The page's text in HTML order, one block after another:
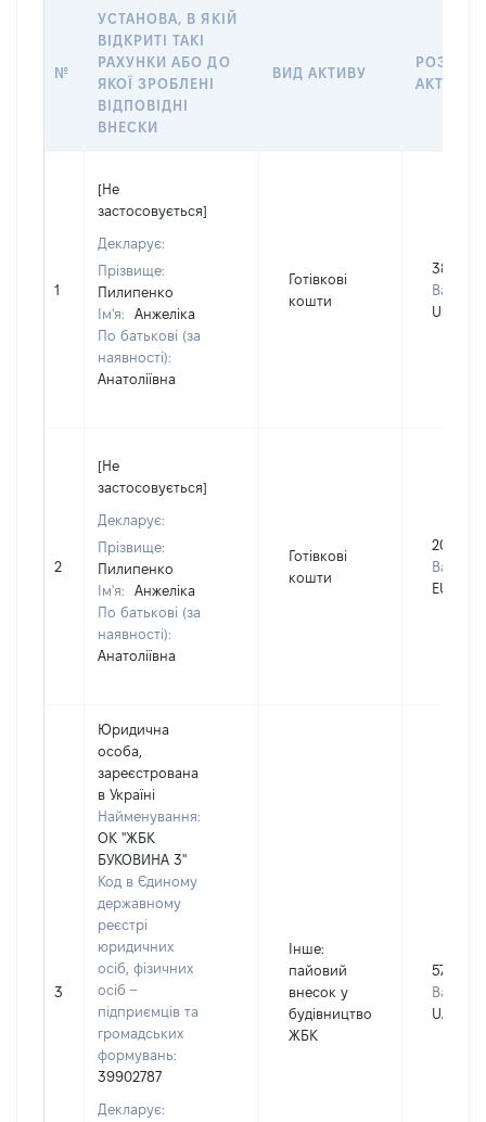
№
УСТАНОВА, В ЯКІЙ
ВІДКРИТІ ТАКІ
РАХУНКИ АБО ДО
ЯКОЇ ЗРОБЛЕНІ
ВІДПОВІДНІ
ВНЕСКИ
ВИД АКТИВУ
РОЗМІР
АКТИВУ
1
[Не
застосовується]
Декларує:
Прізвище:
Пилипенко
Ім'я:
Анжеліка
По батькові (за
наявності):
Анатоліївна
Готівкові
кошти
38000
Валюта:
USD
2
[Не
застосовується]
Декларує:
Прізвище:
Пилипенко
Ім'я:
Анжеліка
По батькові (за
наявності):
Анатоліївна
Готівкові
кошти
20000
Валюта:
EUR
3
Юридична
особа,
зареєстрована
в Україні
Найменування:
ОК "ЖБК
БУКОВИНА 3"
Код в Єдиному
державному
реєстрі
юридичних
осіб, фізичних
осіб –
підприємців та
громадських
формувань:
39902787
Декларує:
Інше:
пайовий
внесок у
будівництво
ЖБК
579820
Валюта:
UAH